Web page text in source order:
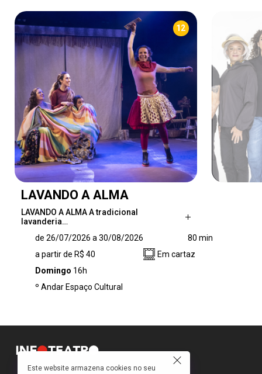
12
LAVANDO A ALMA
LAVANDO A ALMA A tradicional
lavanderia…
Soul Wash é conduzida por três dedicadas
colegas, que lavam roupas com o respeito e
devoção de quem lava a própria alma. Até que
o local em uma lavanderia automática,
de 26/07/2026 a 30/08/2026
80 min
a partir de R$ 40
Em cartaz
Domingo 16h
º Andar Espaço Cultural
Este website armazena cookies no seu